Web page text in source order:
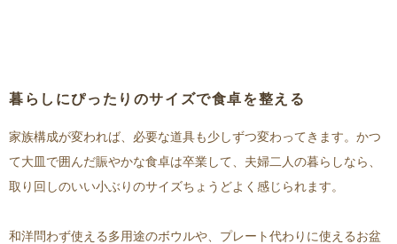
暮らしにぴったりのサイズで食卓を整える
家族構成が変われば、必要な道具も少しずつ変わってきます。かつ
て大皿で囲んだ賑やかな食卓は卒業して、夫婦二人の暮らしなら、
取り回しのいい小ぶりのサイズちょうどよく感じられます。
和洋問わず使える多用途のボウルや、プレート代わりに使えるお盆